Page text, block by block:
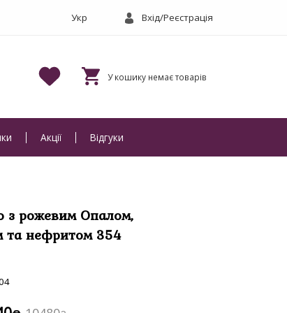
Вхід/Реєстрація
Акції Відгуки
з рожевим Опалом,
та нефритом 354